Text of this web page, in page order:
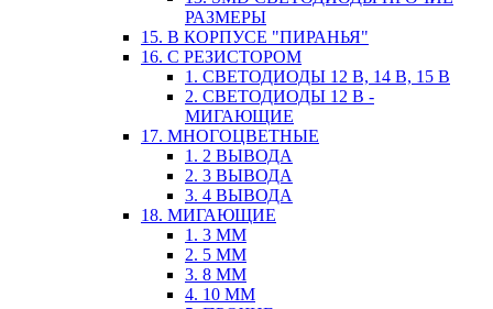
РАЗМЕРЫ
15. В КОРПУСЕ "ПИРАНЬЯ"
16. С РЕЗИСТОРОМ
1. СВЕТОДИОДЫ 12 В, 14 В, 15 В
2. СВЕТОДИОДЫ 12 В -
МИГАЮЩИЕ
17. МНОГОЦВЕТНЫЕ
1. 2 ВЫВОДА
2. 3 ВЫВОДА
3. 4 ВЫВОДА
18. МИГАЮЩИЕ
1. 3 ММ
2. 5 ММ
3. 8 ММ
4. 10 ММ